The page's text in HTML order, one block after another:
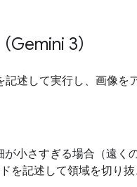
3）
記述して実行し、画像を
が小さすぎる場合（遠く
を記述して領域を切り